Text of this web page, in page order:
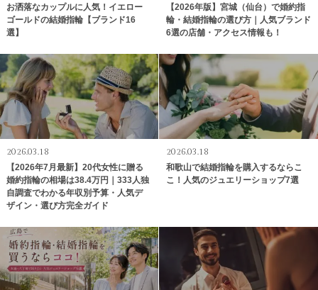
お洒落なカップルに人気！イエロー
ゴールドの結婚指輪【ブランド16
選】
【2026年版】宮城（仙台）で婚約指
輪・結婚指輪の選び方｜人気ブランド
6選の店舗・アクセス情報も！
2026.03.18
【2026年7月最新】20代女性に贈る
婚約指輪の相場は38.4万円｜333人独
自調査でわかる年収別予算・人気デ
ザイン・選び方完全ガイド
2026.03.18
和歌山で結婚指輪を購入するならこ
こ！人気のジュエリーショップ7選